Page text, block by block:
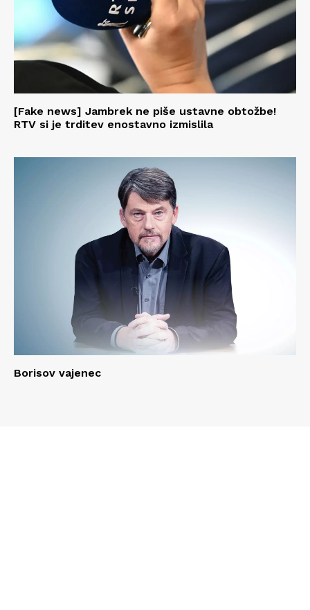
[Fake news] Jambrek ne piše ustavne obtožbe!
RTV si je trditev enostavno izmislila
Borisov vajenec